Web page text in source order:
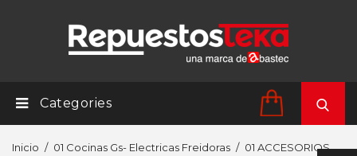
Categories
Inicio 01 Cocinas Gs- Electricas Freidoras
01 ACCESORIOS